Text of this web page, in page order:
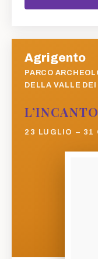
Agrigento
PARCO
DELLA VALLE DEI
23 LUGLIO – 31